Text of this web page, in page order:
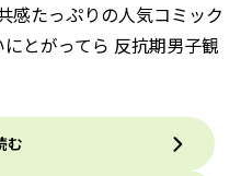
感たっぷりの人気コミック
とがってら 反抗期男子観
む